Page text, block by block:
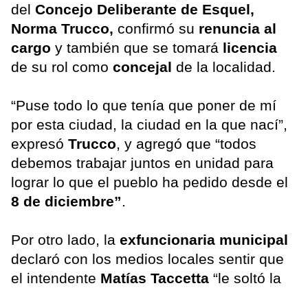
del Concejo Deliberante de Esquel,
Norma Trucco, confirmó su renuncia al
cargo y también que se tomará licencia
de su rol como concejal de la localidad.
“Puse todo lo que tenía que poner de mí
por esta ciudad, la ciudad en la que nací”,
expresó Trucco, y agregó que “todos
debemos trabajar juntos en unidad para
lograr lo que el pueblo ha pedido desde el
8 de diciembre”.
Por otro lado, la exfuncionaria municipal
declaró con los medios locales sentir que
el intendente Matías Taccetta “le soltó la